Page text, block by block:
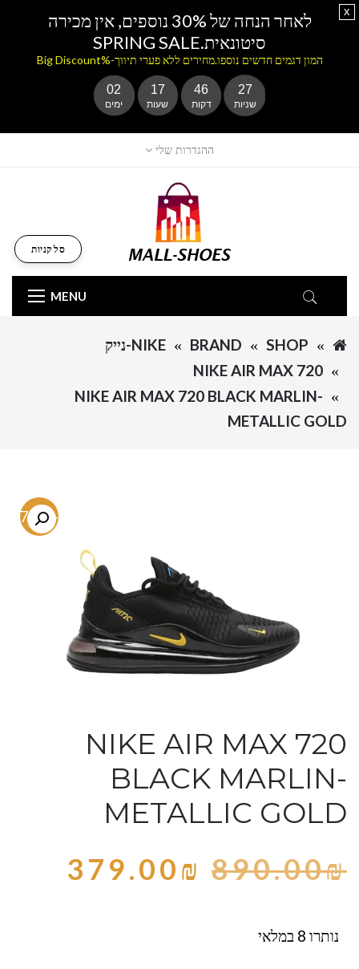
ההגדרות שלי
MENU
סל קניות
SHOP
BRAND
NIKE-נייק
NIKE AIR MAX 720
NIKE AIR MAX 720 BLACK MARLIN-
METALLIC GOLD
-57.4%
NIKE AIR MAX 720
BLACK MARLIN-
METALLIC GOLD
890.00₪
379.00₪
נותרו 8 במלאי
לאחר הנחה של 30% נוספים, אין מכירה
סיטונאית.SPRING SALE
המון דגמים חדשים נוספו.מחירים ללא פערי תיווך-%Big Discount
02
ימים
17
שעות
46
דקות
27
שניות
x